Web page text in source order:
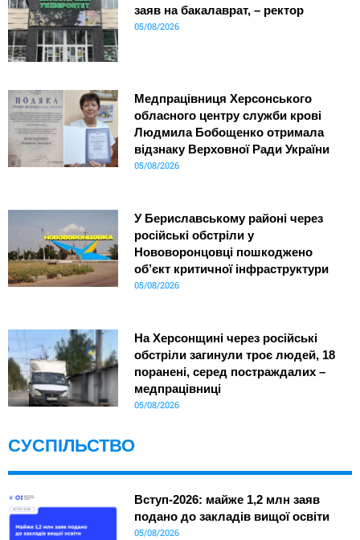
заяв на бакалаврат, – ректор
05/08/2026
Медпрацівниця Херсонського
обласного центру служби крові
Людмила Бобощенко отримала
відзнаку Верховної Ради України
05/08/2026
У Бериславському районі через
російські обстріли у
Нововоронцовці пошкоджено
об’єкт критичної інфраструктури
05/08/2026
На Херсонщині через російські
обстріли загинули троє людей, 18
поранені, серед постраждалих –
медпрацівниці
05/08/2026
СУСПІЛЬСТВО
Вступ-2026: майже 1,2 млн заяв
подано до закладів вищої освіти
05/08/2026